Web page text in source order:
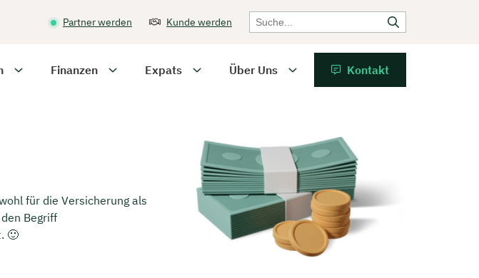
Partner werden Kunde werden
Finanzen Expats Über Uns Kontakt
für die Versicherung als
Begriff
🙂